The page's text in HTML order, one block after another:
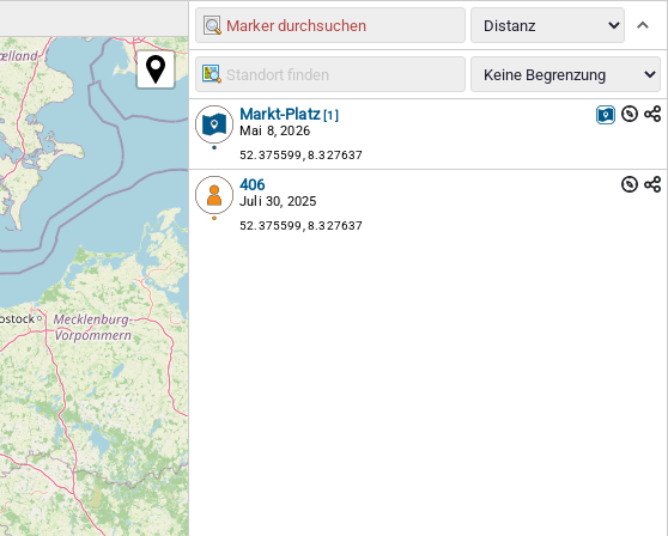
Markt-Platz [1]
Mai 8, 2026
52.375599, 8.327637
406
Juli 30, 2025
52.375599, 8.327637